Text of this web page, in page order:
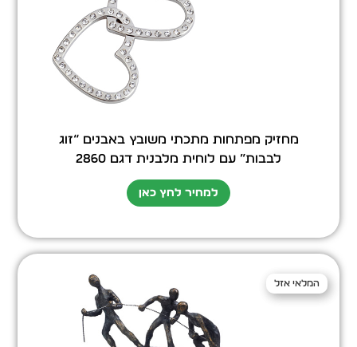
מחזיק מפתחות מתכתי משובץ באבנים “זוג
לבבות” עם לוחית מלבנית דגם 2860
למחיר לחץ כאן
המלאי אזל
המלאי אזל